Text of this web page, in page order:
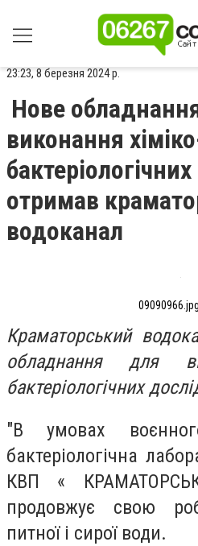
23:23, 8 березня 2024 р.
Нове
виконання
отримав
водоканал
Краматорський
обладнання для
бактеріологічних
"В умовах
бактеріологічна
КВП «
продовжує свою
питної і сирої води.